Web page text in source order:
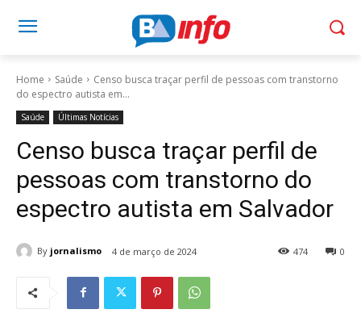
Home Saúde
Censo busca traçar perfil de pessoas com transtorno
do espectro autista em...
Saúde Últimas Notícias
Censo busca traçar perfil de
pessoas com transtorno do
espectro autista em Salvador
By jornalismo 4 de março de 2024 0
474